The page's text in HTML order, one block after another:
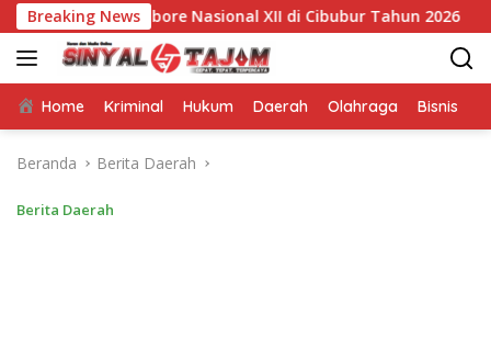
Langsung
ke
konten
Breaking News
Jambore Nasional XII di Cibubur Tahun 2026
Home Kriminal Hukum Daerah Olahraga Bisnis
Beranda Berita Daerah
Berita Daerah